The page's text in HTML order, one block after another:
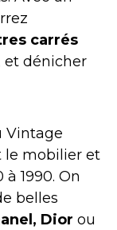
carrés
et dénicher
Vintage
le mobilier et
1990. On
belles
Dior ou